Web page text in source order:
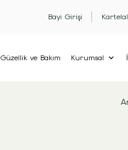
Bayi Girişi
Güzellik ve Bakım Kurumsal